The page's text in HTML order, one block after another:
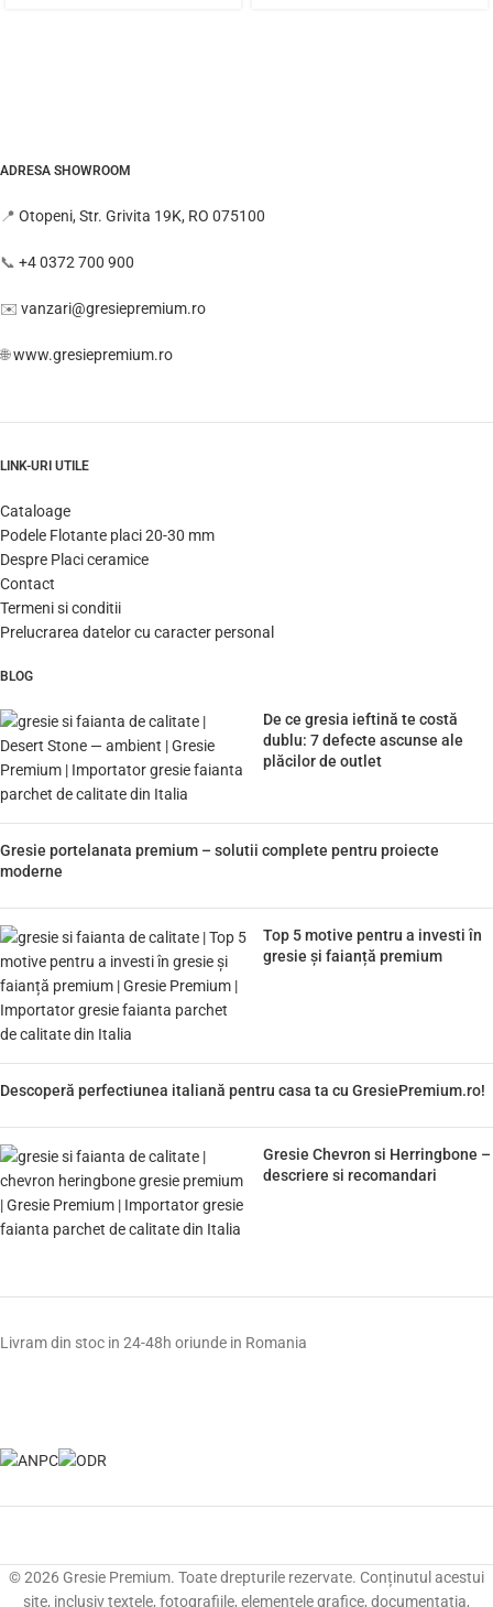
ADRESA SHOWROOM
📍 Otopeni, Str. Grivita 19K, RO 075100
📞 +4 0372 700 900
✉️ vanzari@gresiepremium.ro
🌐www.gresiepremium.ro
LINK-URI UTILE
Cataloage
Podele Flotante placi 20-30 mm
Despre Placi ceramice
Contact
Termeni si conditii
Prelucrarea datelor cu caracter personal
BLOG
De ce gresia ieftină te costă
dublu: 7 defecte ascunse ale
plăcilor de outlet
Gresie portelanata premium – solutii complete pentru proiecte
moderne
Top 5 motive pentru a investi în
gresie și faianță premium
Descoperă perfectiunea italiană pentru casa ta cu GresiePremium.ro!
Gresie Chevron si Herringbone –
descriere si recomandari
Livram din stoc in 24-48h oriunde in Romania
© 2026 Gresie Premium. Toate drepturile rezervate. Conținutul acestui
site, inclusiv textele, fotografiile, elementele grafice, documentația,